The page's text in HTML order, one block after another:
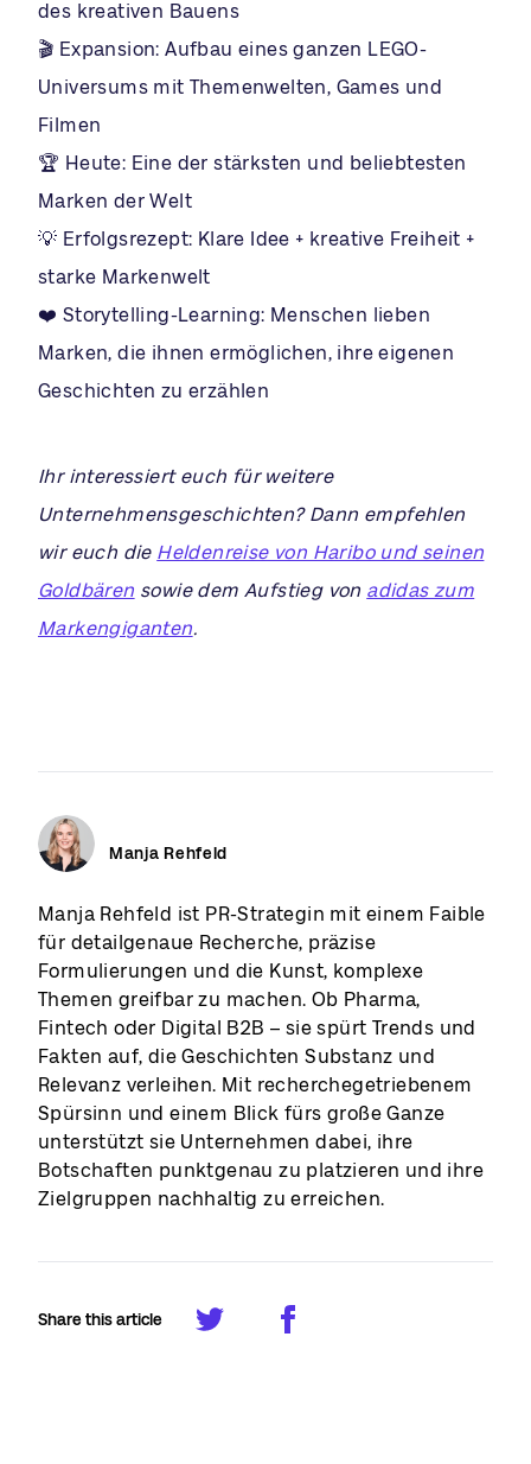
des kreativen Bauens
🎬 Expansion: Aufbau eines ganzen LEGO-
Universums mit Themenwelten, Games und
Filmen
🏆 Heute: Eine der stärksten und beliebtesten
Marken der Welt
💡 Erfolgsrezept: Klare Idee + kreative Freiheit +
starke Markenwelt
❤️ Storytelling-Learning: Menschen lieben
Marken, die ihnen ermöglichen, ihre eigenen
Geschichten zu erzählen
Ihr interessiert euch für weitere
Unternehmensgeschichten? Dann empfehlen
wir euch die Heldenreise von Haribo und seinen
Goldbären sowie dem Aufstieg von adidas zum
Markengiganten.
Manja Rehfeld
Manja Rehfeld ist PR-Strategin mit einem Faible
für detailgenaue Recherche, präzise
Formulierungen und die Kunst, komplexe
Themen greifbar zu machen. Ob Pharma,
Fintech oder Digital B2B – sie spürt Trends und
Fakten auf, die Geschichten Substanz und
Relevanz verleihen. Mit recherchegetriebenem
Spürsinn und einem Blick fürs große Ganze
unterstützt sie Unternehmen dabei, ihre
Botschaften punktgenau zu platzieren und ihre
Zielgruppen nachhaltig zu erreichen.
Share this article